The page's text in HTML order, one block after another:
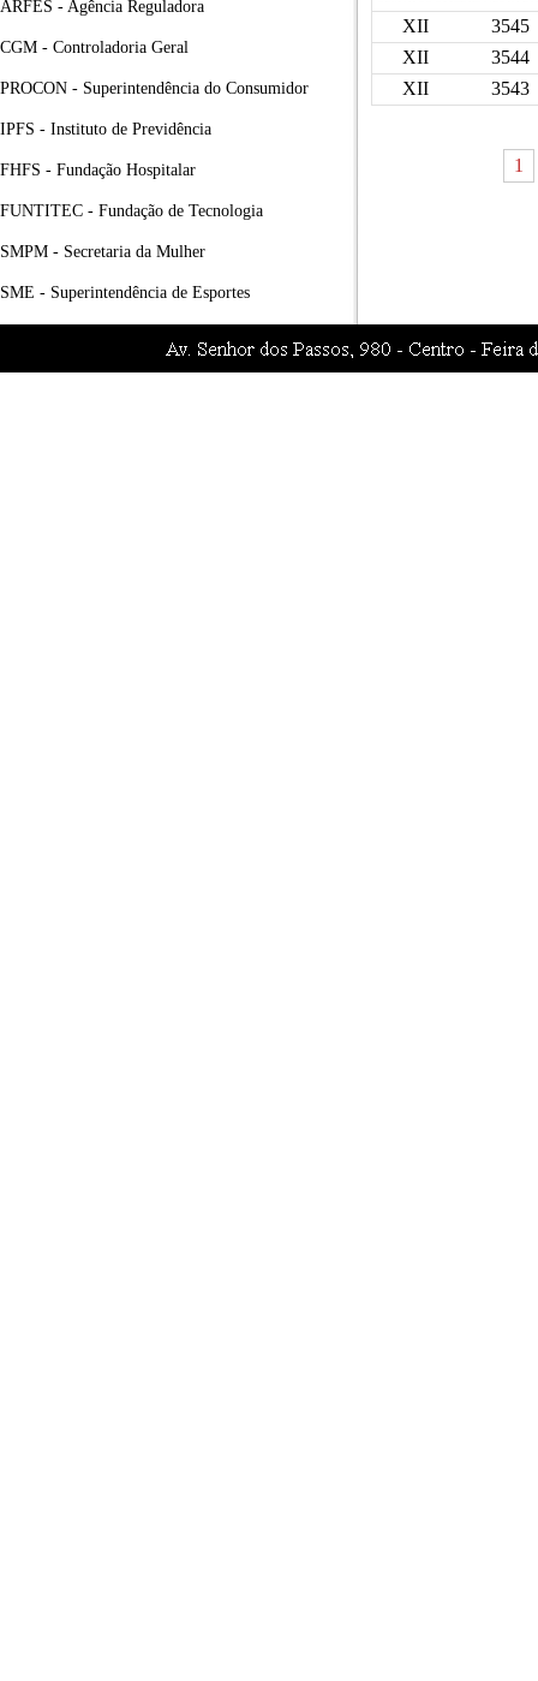
ARFES - Agência Reguladora
CGM - Controladoria Geral
PROCON - Superintendência do Consumidor
IPFS - Instituto de Previdência
FHFS - Fundação Hospitalar
FUNTITEC - Fundação de Tecnologia
SMPM - Secretaria da Mulher
SME - Superintendência de Esportes
XII
3545
XII
3544
XII
3543
1